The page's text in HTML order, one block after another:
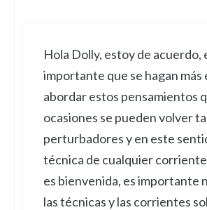
Hola Dolly, estoy de acuerdo,
importante que se hagan más
abordar estos pensamientos
ocasiones se pueden volver
perturbadores y en este
técnica de cualquier
es bienvenida, es importante
las técnicas y las corrientes